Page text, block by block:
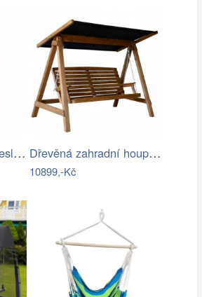
Proutěné závěsné křeslo Lena, přírodní… Dřevěná zahradní houpačka Lucas pro 4…
10899,-Kč